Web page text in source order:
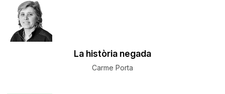
La història negada
Carme Porta